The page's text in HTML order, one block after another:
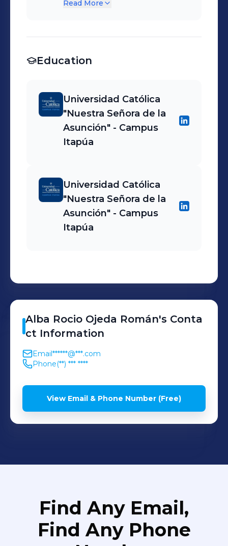
sucursal
Read More
Education
Universidad Católica
"Nuestra Señora de la
Asunción"​ - Campus
Itapúa
Universidad Católica
"Nuestra Señora de la
Asunción"​ - Campus
Itapúa
Alba Rocio Ojeda Román's Conta
ct Information
Email******@***.com
Phone(**) *** ****
View Email & Phone Number (Free)
Find Any Email,
Find Any Phone